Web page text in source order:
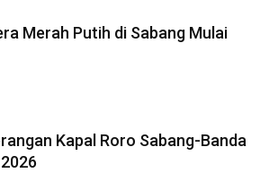
Merah Putih di Sabang Mulai
Kapal Roro Sabang-Banda